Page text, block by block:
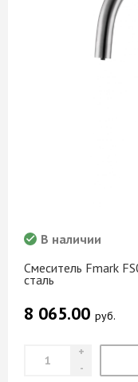
Смеситель Fmark
сталь
В наличии
8 065.00 руб.